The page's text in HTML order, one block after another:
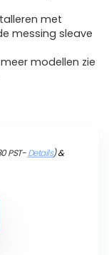
met
messing sleave
modellen zie
PST-Details)&